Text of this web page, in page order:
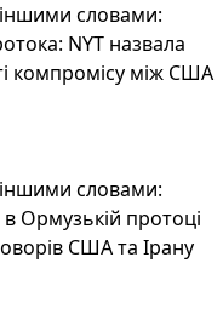
словами:
NYT назвала
компромісу між США
словами:
Ормузькій протоці
США та Ірану